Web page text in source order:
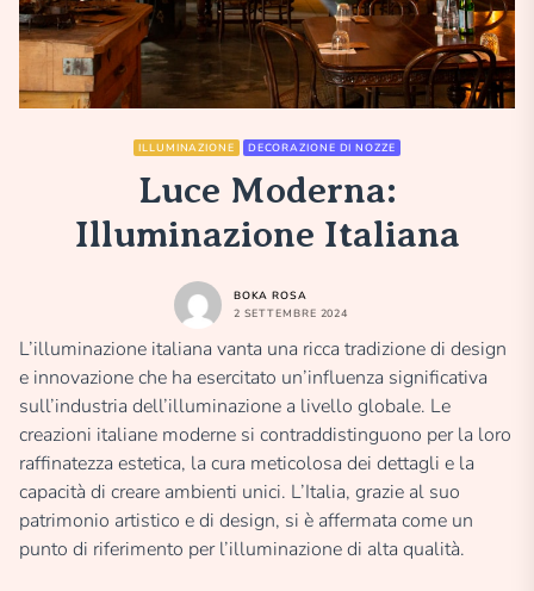
ILLUMINAZIONE DECORAZIONE DI NOZZE
Luce Moderna:
Illuminazione Italiana
BOKA ROSA
2 SETTEMBRE 2024
L’illuminazione italiana vanta una ricca tradizione di design
e innovazione che ha esercitato un’influenza significativa
sull’industria dell’illuminazione a livello globale. Le
creazioni italiane moderne si contraddistinguono per la loro
raffinatezza estetica, la cura meticolosa dei dettagli e la
capacità di creare ambienti unici. L’Italia, grazie al suo
patrimonio artistico e di design, si è affermata come un
punto di riferimento per l’illuminazione di alta qualità.